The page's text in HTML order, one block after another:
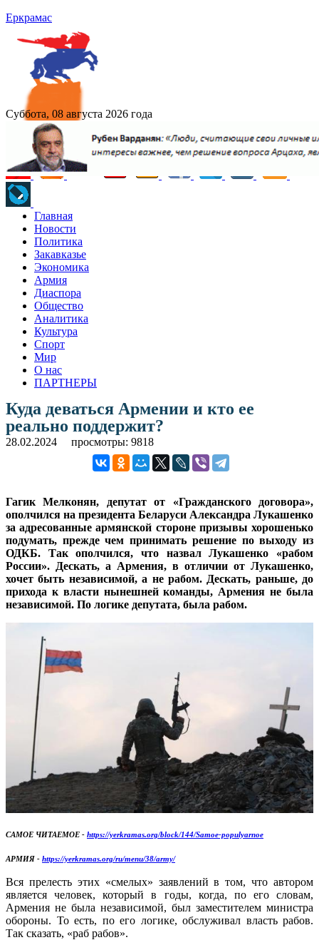
Еркрамас
Суббота, 08 августа 2026 года
Главная
Новости
Политика
Закавказье
Экономика
Армия
Диаспора
Общество
Аналитика
Культура
Спорт
Мир
О нас
ПАРТНЕРЫ
Куда деваться Армении и кто ее
реально поддержит?
28.02.2024 просмотры: 9818
Гагик Мелконян, депутат от «Гражданского договора»,
ополчился на президента Беларуси Александра Лукашенко
за адресованные армянской стороне призывы хорошенько
подумать, прежде чем принимать решение по выходу из
ОДКБ. Так ополчился, что назвал Лукашенко «рабом
России». Дескать, а Армения, в отличии от Лукашенко,
хочет быть независимой, а не рабом. Дескать, раньше, до
прихода к власти нынешней команды, Армения не была
независимой. По логике депутата, была рабом.
САМОЕ ЧИТАЕМОЕ - https://yerkramas.org/block/144/Samoe-populyarnoe
АРМИЯ - https://yerkramas.org/ru/menu/38/army/
Вся прелесть этих «смелых» заявлений в том, что автором
является человек, который в годы, когда, по его словам,
Армения не была независимой, был заместителем министра
обороны. То есть, по его логике, обслуживал власть рабов.
Так сказать, «раб рабов».